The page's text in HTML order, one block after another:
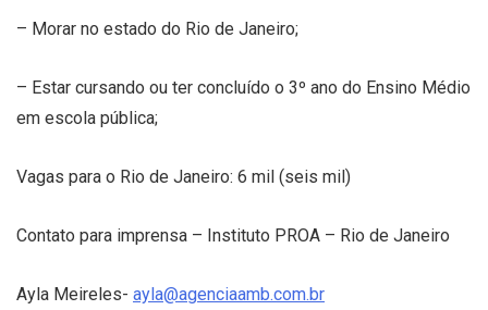
– Morar no estado do Rio de Janeiro;
– Estar cursando ou ter concluído o 3º ano do Ensino Médio
em escola pública;
Vagas para o Rio de Janeiro: 6 mil (seis mil)
Contato para imprensa – Instituto PROA – Rio de Janeiro
Ayla Meireles- ayla@agenciaamb.com.br